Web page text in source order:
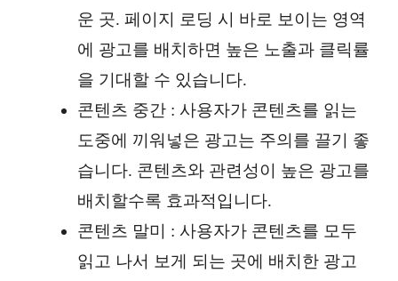
운 곳. 페이지 로딩 시 바로 보이는 영역
에 광고를 배치하면 높은 노출과 클릭률
을 기대할 수 있습니다.
콘텐츠 중간 : 사용자가 콘텐츠를 읽는
도중에 끼워넣은 광고는 주의를 끌기 좋
습니다. 콘텐츠와 관련성이 높은 광고를
배치할수록 효과적입니다.
콘텐츠 말미 : 사용자가 콘텐츠를 모두
읽고 나서 보게 되는 곳에 배치한 광고